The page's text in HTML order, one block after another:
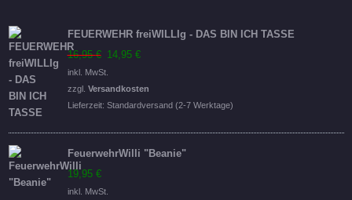
FEUERWEHR freiWILLIg - DAS BIN ICH TASSE
16,95€ Ursprünglicher
Preis
war:
16,95 €
14,95 €
ist:
14,95 €.
inkl. MwSt.
zzgl. Versandkosten
Lieferzeit: Standardversand (2-7 Werktage)
FeuerwehrWilli "Beanie"
19,95 €
inkl. MwSt.